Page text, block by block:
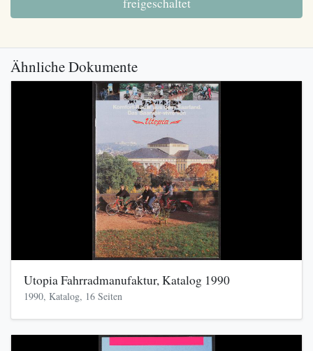
Ähnliche Dokumente
Utopia Fahrradmanufaktur, Katalog 1990
1990, Katalog, 16 Seiten